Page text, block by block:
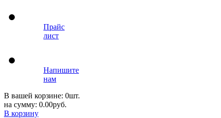
Прайс
лист
Напишите
нам
В вашей корзине: 0шт.
на сумму: 0.00руб.
В корзину